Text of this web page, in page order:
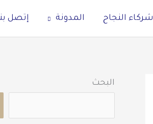
شركاء النجاح المدونة إتصل
البحث